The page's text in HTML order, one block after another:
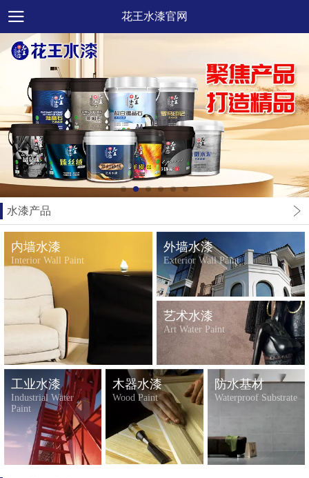
花王水漆官网
水漆产品
内墙水漆
Interior Wall Paint
外墙水漆
Exterior Wall Paint
艺术水漆
Art Water Paint
工业水漆
Industrial Water
Paint
木器水漆
Wood Paint
防水基材
Waterproof Substrate